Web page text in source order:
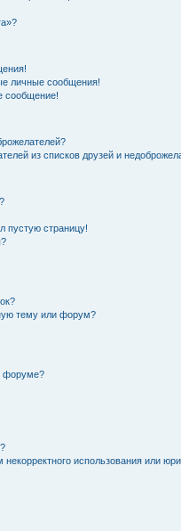
личные сообщения!
сообщение!
из списков друзей и
пустую страницу!
тему или форум?
форуме?
использования или